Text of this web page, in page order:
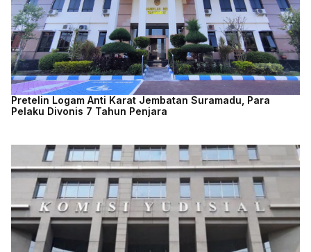
Pretelin Logam Anti Karat Jembatan Suramadu, Para
Pelaku Divonis 7 Tahun Penjara